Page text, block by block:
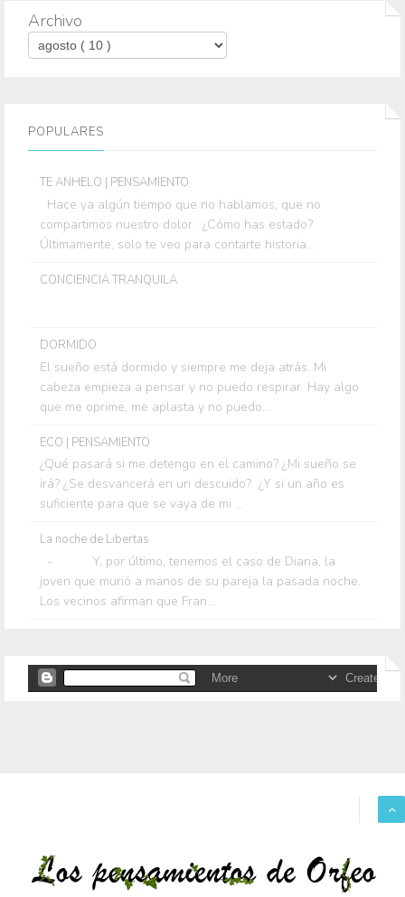
Archivo
POPULARES
TE ANHELO | PENSAMIENTO
Hace ya algún tiempo que no hablamos, que no
compartimos nuestro dolor. ¿Cómo has estado?
Últimamente, solo te veo para contarte historia...
CONCIENCIA TRANQUILA
DORMIDO
El sueño está dormido y siempre me deja atrás. Mi
cabeza empieza a pensar y no puedo respirar. Hay algo
que me oprime, me aplasta y no puedo...
ECO | PENSAMIENTO
¿Qué pasará si me detengo en el camino? ¿Mi sueño se
irá? ¿Se desvancerá en un descuido? ¿Y si un año es
suficiente para que se vaya de mi ...
La noche de Libertas
- Y, por último, tenemos el caso de Diana, la
joven que murió a manos de su pareja la pasada noche.
Los vecinos afirman que Fran...